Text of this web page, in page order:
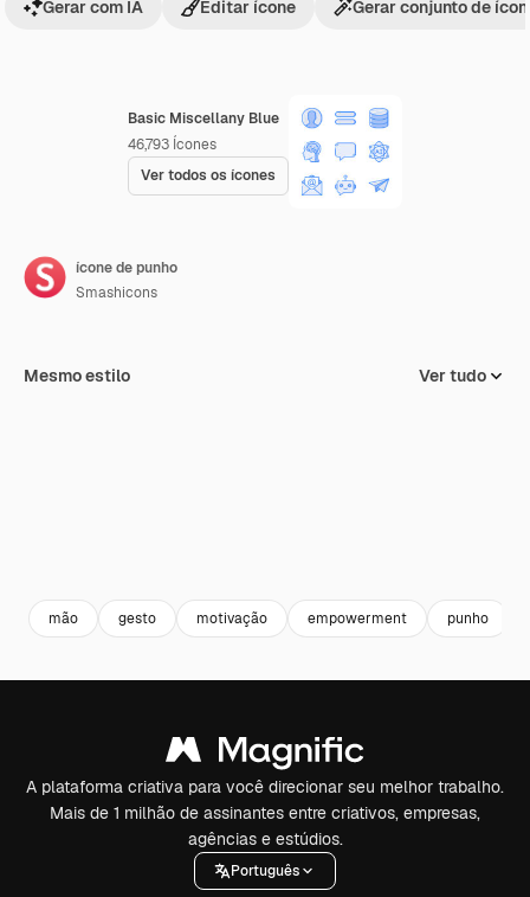
Basic Miscellany Blue
46,793 Ícones
Ver todos os ícones
Gerar com IA Editar ícone Gerar conjunto de
ícone de punho
Smashicons
Mesmo estilo Ver tudo
mão gesto motivação empowerment punho
A plataforma criativa para você direcionar seu melhor trabalho.
Mais de 1 milhão de assinantes entre criativos, empresas,
agências e estúdios.
Português